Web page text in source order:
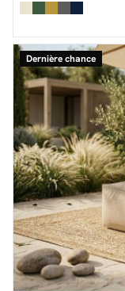
Dernière chance